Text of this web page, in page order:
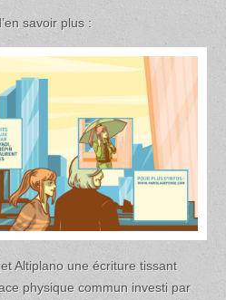
savoir plus :
Altiplano une écriture tissant
physique commun investi par